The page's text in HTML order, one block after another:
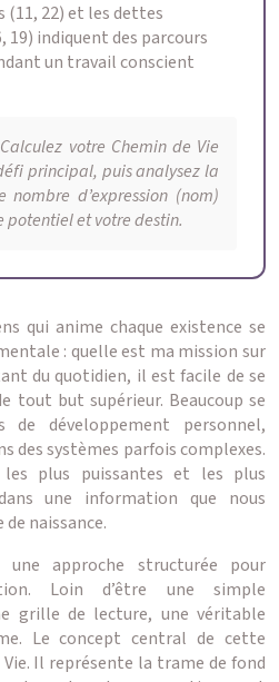
(11, 22) et les dettes
19) indiquent des parcours
un travail conscient
Calculez votre Chemin de Vie
principal, puis analysez la
nombre d’expression (nom)
potentiel et votre destin.
qui anime chaque existence se
: quelle est ma mission sur
du quotidien, il est facile de se
tout but supérieur. Beaucoup se
développement personnel,
des systèmes parfois complexes.
plus puissantes et les plus
une information que nous
naissance.
une approche structurée pour
Loin d’être une simple
grille de lecture, une véritable
Le concept central de cette
Il représente la trame de fond